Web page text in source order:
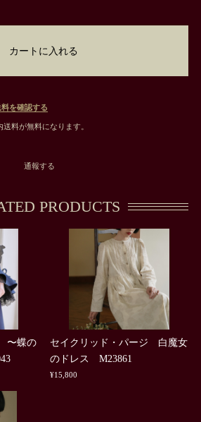
カートに入れる
料を確認する
料が無料になります。
通報する
PRODUCTS
〜蝶の
セイクリッド・パージ 白魔女
のドレス M23861
¥15,800